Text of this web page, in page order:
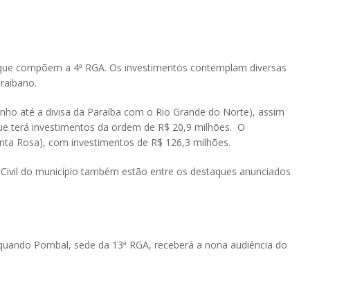
compõem a 4ª RGA. Os investimentos contemplam diversas
até a divisa da Paraíba com o Rio Grande do Norte), assim
terá investimentos da ordem de R$ 20,9 milhões. O
Rosa), com investimentos de R$ 126,3 milhões.
do município também estão entre os destaques anunciados
Pombal, sede da 13ª RGA, receberá a nona audiência do